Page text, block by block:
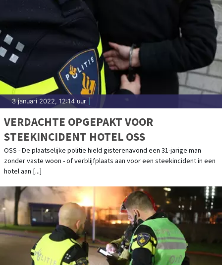
3 januari 2022, 12:14 uur
VERDACHTE OPGEPAKT VOOR
STEEKINCIDENT HOTEL OSS
OSS - De plaatselijke politie hield gisterenavond een 31-jarige man
zonder vaste woon - of verblijfplaats aan voor een steekincident in een
hotel aan [...]